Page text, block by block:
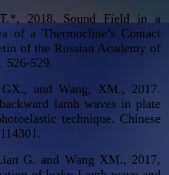
*, 2018. Sound Field in a
of a Thermocline’s Contact
of the Russian Academy of
526-529.
and Wang, XM., 2017.
lamb waves in plate
technique. Chinese
G. and Wang XM., 2017,